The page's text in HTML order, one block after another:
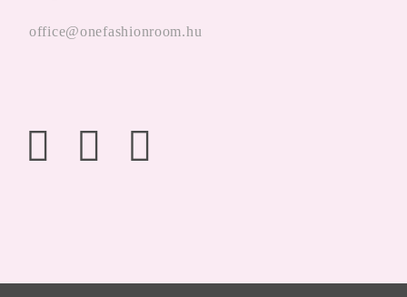
office@onefashionroom.hu